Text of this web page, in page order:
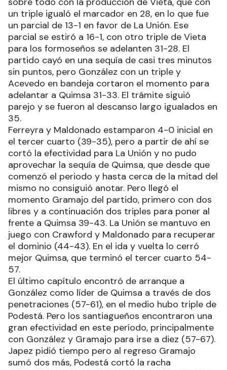
un triple igualó el marcador en 28, en lo que fue
un parcial de 13-1 en favor de La Unión. Ese
parcial se estiró a 16-1, con otro triple de Vieta
para los formoseños se adelanten 31-28. El
partido cayó en una sequía de casi tres minutos
sin puntos, pero González con un triple y
Acevedo en bandeja cortaron el momento para
adelantar a Quimsa 31-33. El trámite siguió
parejo y se fueron al descanso largo igualados en
35.
Ferreyra y Maldonado estamparon 4-0 inicial en
el tercer cuarto (39-35), pero a partir de ahí se
cortó la efectividad para La Unión y no pudo
aprovechar la sequía de Quimsa, que desde que
comenzó el periodo y hasta cerca de la mitad del
mismo no consiguió anotar. Pero llegó el
momento Gramajo del partido, primero con dos
libres y a continuación dos triples para poner al
frente a Quimsa 39-43. La Unión se mantuvo en
juego con Crawford y Maldonado para recuperar
el dominio (44-43). En el ida y vuelta lo cerró
mejor Quimsa, que terminó el tercer cuarto 54-
57.
El último capítulo encontró de arranque a
González como líder de Quimsa a través de dos
penetraciones (57-61), en el medio hubo triple de
Podestá. Pero los santiagueños encontraron una
gran efectividad en este período, principalmente
con González y Gramajo para irse a diez (57-67).
Japez pidió tiempo pero al regreso Gramajo
sumó dos más, Podestá cortó la racha